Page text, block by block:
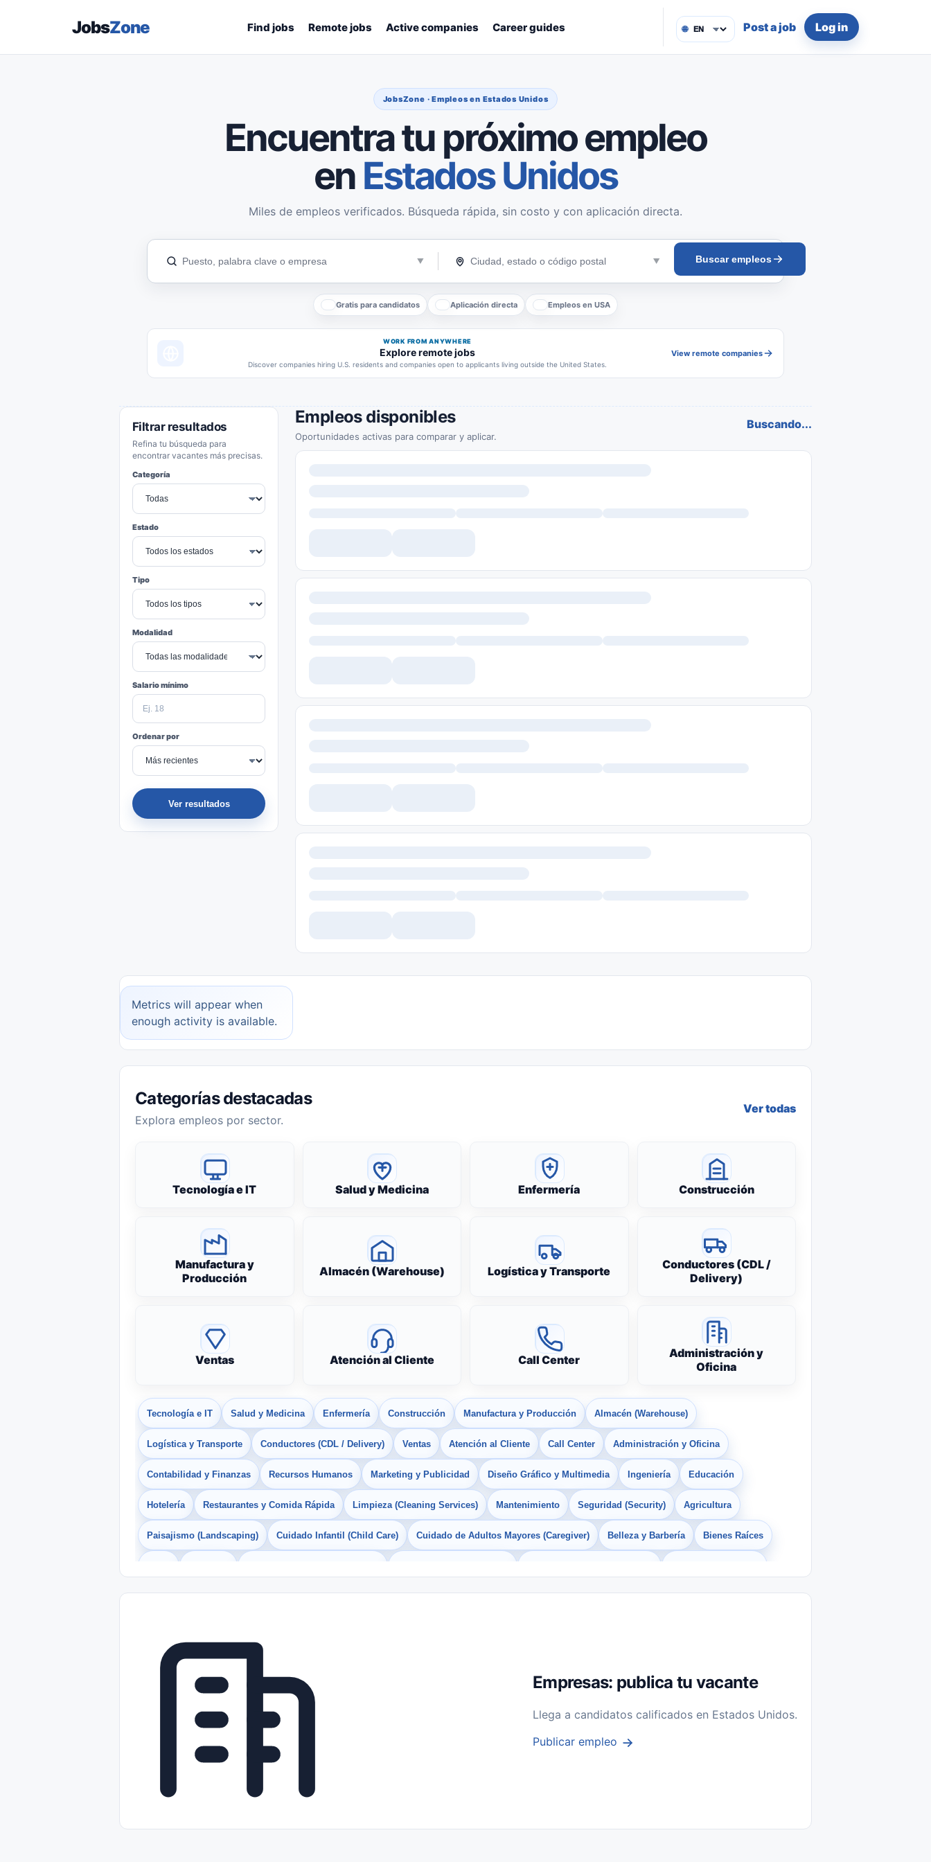
JobsZone Find jobs Remote jobs Active companies Career guides 🌐 Post a job Log in
JobsZone · Empleos en Estados Unidos
Encuentra tu próximo empleo
en Estados Unidos
Miles de empleos verificados. Búsqueda rápida, sin costo y con aplicación directa.
Buscar empleos
Gratis para candidatos Aplicación directa Empleos en USA
WORK FROM ANYWHERE
Explore remote jobs
Discover companies hiring U.S. residents and companies open to applicants living outside the United States.
View remote companies
Filtrar resultados
Refina tu búsqueda para
encontrar vacantes más precisas.
Categoría
Estado
Tipo
Modalidad
Salario mínimo
Ordenar por
Ver resultados
Empleos disponibles
Oportunidades activas para comparar y aplicar.
Buscando...
Metrics will appear when
enough activity is available.
Categorías destacadas
Explora empleos por sector.
Ver todas
Tecnología e IT Salud y Medicina Enfermería Construcción
Manufactura y
Producción
Almacén (Warehouse) Logística y Transporte
Conductores (CDL /
Delivery)
Ventas Atención al Cliente Call Center
Administración y
Oficina
Tecnología e IT Salud y Medicina Enfermería Construcción Manufactura y Producción Almacén (Warehouse)
Logística y Transporte Conductores (CDL / Delivery) Ventas Atención al Cliente Call Center Administración y Oficina
Contabilidad y Finanzas Recursos Humanos Marketing y Publicidad Diseño Gráfico y Multimedia Ingeniería Educación
Hotelería Restaurantes y Comida Rápida Limpieza (Cleaning Services) Mantenimiento Seguridad (Security) Agricultura
Paisajismo (Landscaping) Cuidado Infantil (Child Care) Cuidado de Adultos Mayores (Caregiver) Belleza y Barbería Bienes Raíces
Freelance Prácticas (Internships) Empleos para Estudiantes Empleos Bilingües (English/Spanish) Sin Experiencia
Telecomunicaciones
Empresas: publica tu vacante
Llega a candidatos calificados en Estados Unidos.
Publicar empleo